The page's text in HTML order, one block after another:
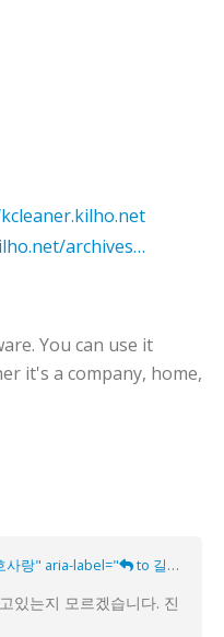
https://kilho.net/archives/notice/2940
You can use it
it's a company, home,
사랑" aria-label=" to 길호사랑">
있는지 모르겠습니다. 진